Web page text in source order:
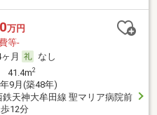
万円
等-
月
なし
2
9月(築48年)
鉄天神大牟田線 聖マリア病院前
12分